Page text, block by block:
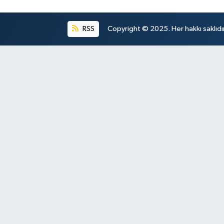
RSS Copyright © 2025. Her hakkı